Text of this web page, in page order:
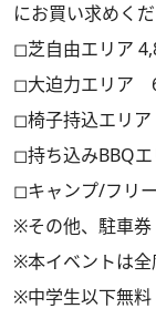
にお買い求めくだ
◻︎芝自由エリア
◻︎大迫力エリア
◻︎椅子持込エリ
◻︎持ち込みBBQ
◻︎キャンプ/フリ
※その他、駐車
※本イベントは全
※中学生以下無料